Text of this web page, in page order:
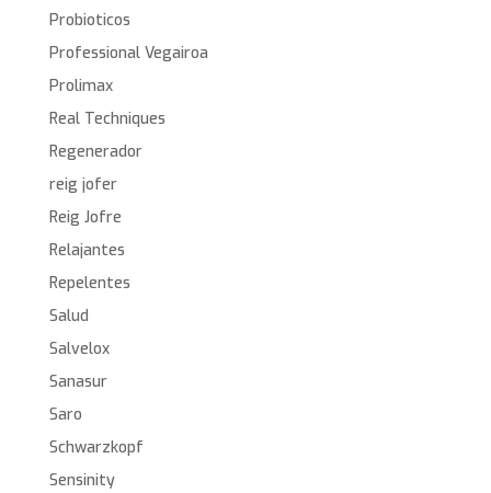
Probioticos
Professional Vegairoa
Prolimax
Real Techniques
Regenerador
reig jofer
Reig Jofre
Relajantes
Repelentes
Salud
Salvelox
Sanasur
Saro
Schwarzkopf
Sensinity